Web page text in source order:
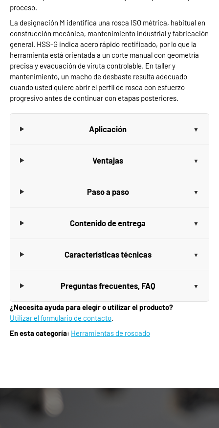
proceso.
La designación M identifica una rosca ISO métrica, habitual en
construcción mecánica, mantenimiento industrial y fabricación
general. HSS-G indica acero rápido rectificado, por lo que la
herramienta está orientada a un corte manual con geometría
precisa y evacuación de viruta controlable. En taller y
mantenimiento, un macho de desbaste resulta adecuado
cuando usted quiere abrir el perfil de rosca con esfuerzo
progresivo antes de continuar con etapas posteriores.
Aplicación
Ventajas
Paso a paso
Contenido de entrega
Características técnicas
Preguntas frecuentes, FAQ
¿Necesita ayuda para elegir o utilizar el producto?
Utilizar el formulario de contacto.
En esta categoría: Herramientas de roscado